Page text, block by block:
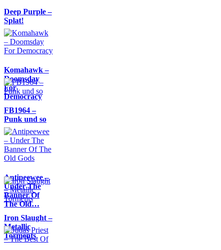
Deep Purple –
Splat!
Komahawk –
Doomsday
For
Democracy
FB1964 –
Punk und so
Antipeewee –
Under The
Banner Of
The Old…
Iron Slaught –
Metallic
Torments